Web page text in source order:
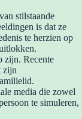
stilstaande
is dat ze
te herzien op
zijn. Recente
zijn
media die zowel
te simuleren,